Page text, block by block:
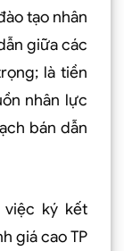
tạo nhân
giữa các
là tiền
nhân lực
bán dẫn
việc ký kết
giá cao TP